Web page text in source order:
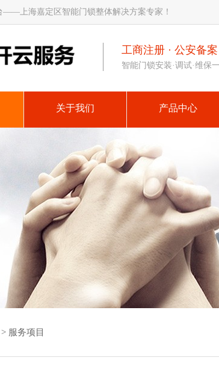
——上海嘉定区智能门锁整体解决方案专家！
工商注册 · 公安备案
智能门锁安装·调试·维保
关于我们 产品中心
> 服务项目